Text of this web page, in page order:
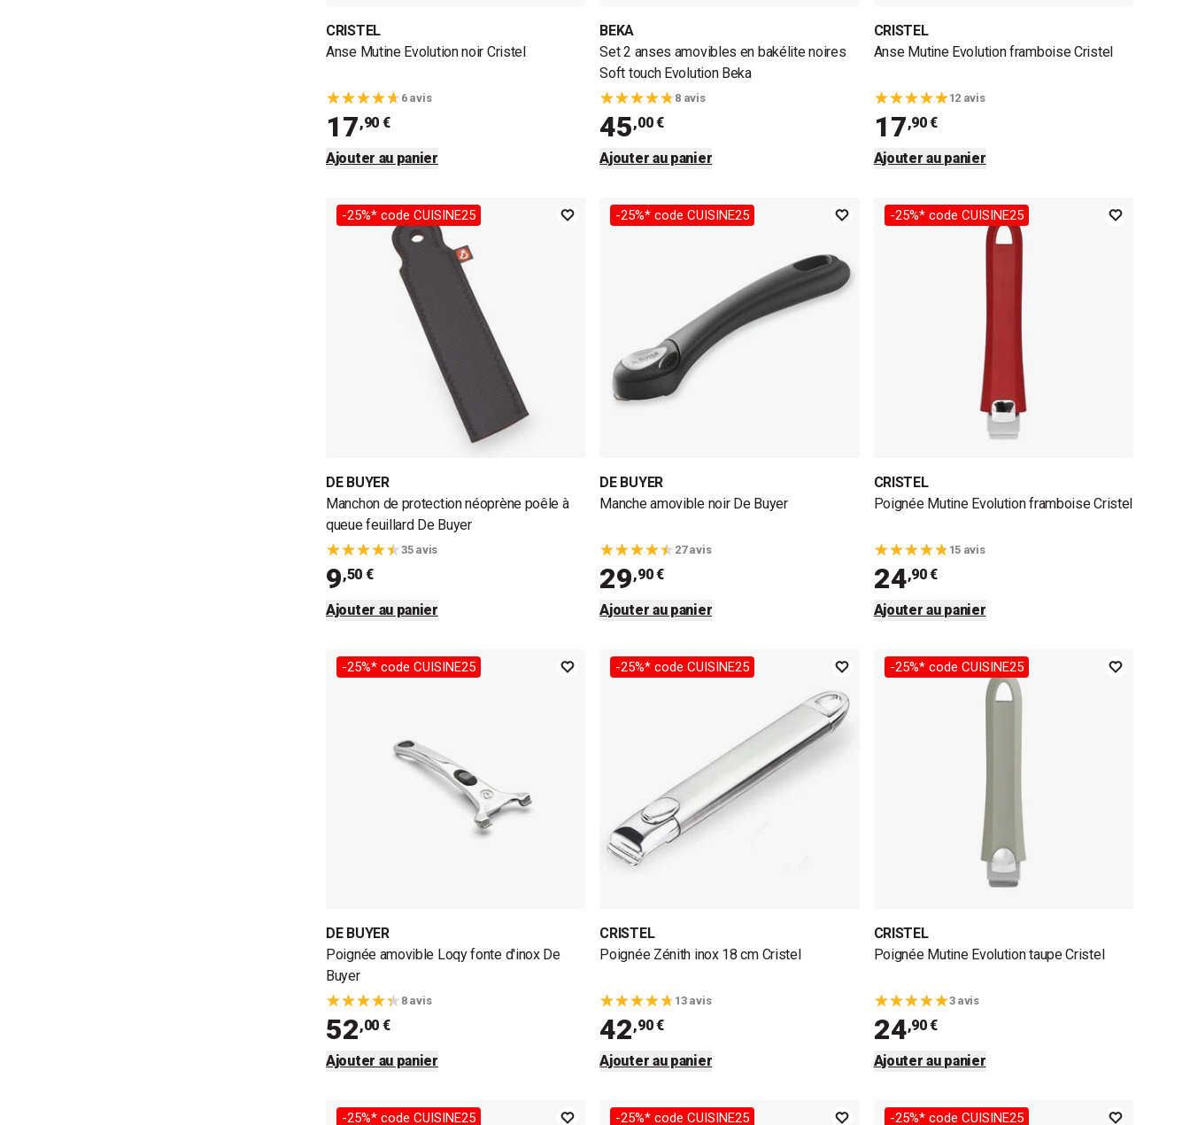
CRISTEL
Anse Mutine Evolution noir Cristel
6 avis
17,90 €
Ajouter au panier
BEKA
Set 2 anses amovibles en bakélite noires
Soft touch Evolution Beka
8 avis
45,00 €
Ajouter au panier
CRISTEL
Anse Mutine Evolution framboise Cristel
12 avis
17,90 €
Ajouter au panier
-25%* code CUISINE25
DE BUYER
Manchon de protection néoprène poêle à
queue feuillard De Buyer
35 avis
9,50 €
Ajouter au panier
-25%* code CUISINE25
DE BUYER
Manche amovible noir De Buyer
27 avis
29,90 €
Ajouter au panier
-25%* code CUISINE25
CRISTEL
Poignée Mutine Evolution framboise Cristel
15 avis
24,90 €
Ajouter au panier
-25%* code CUISINE25
DE BUYER
Poignée amovible Loqy fonte d'inox De
Buyer
8 avis
52,00 €
Ajouter au panier
-25%* code CUISINE25
CRISTEL
Poignée Zénith inox 18 cm Cristel
13 avis
42,90 €
Ajouter au panier
-25%* code CUISINE25
CRISTEL
Poignée Mutine Evolution taupe Cristel
3 avis
24,90 €
Ajouter au panier
-25%* code CUISINE25 -25%* code CUISINE25 -25%* code CUISINE25